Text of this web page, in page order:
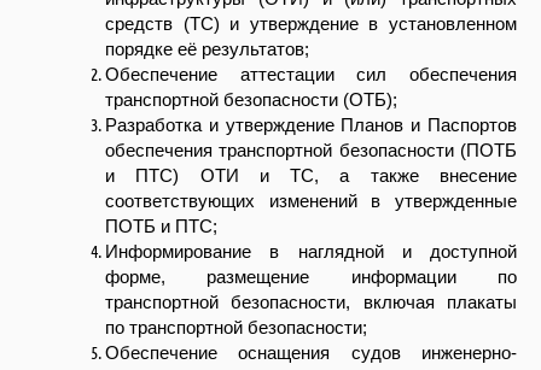
средств (ТС) и утверждение в установленном
порядке её результатов;
Обеспечение аттестации сил обеспечения
транспортной безопасности (ОТБ);
Разработка и утверждение Планов и Паспортов
обеспечения транспортной безопасности (ПОТБ
и ПТС) ОТИ и ТС, а также внесение
соответствующих изменений в утвержденные
ПОТБ и ПТС;
Информирование в наглядной и доступной
форме, размещение информации по
транспортной безопасности, включая плакаты
по транспортной безопасности;
Обеспечение оснащения судов инженерно-
Безопасность учений по
оставлению судна
Компания ИБИКОН
предлагает Вашему
вниманию информацию по
новому Руководству по